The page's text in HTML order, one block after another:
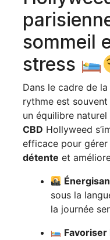
sommeil
stress
Dans le cadre de
rythme est
un équilibre naturel
CBD Hollyweed
efficace pour gérer
détente et
sous la
la journée